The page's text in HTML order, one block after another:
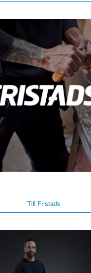
Till Fristads